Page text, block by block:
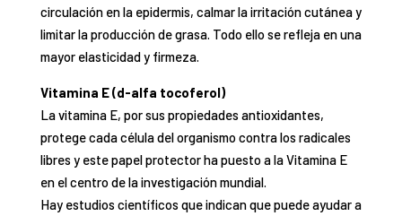
circulación en la epidermis, calmar la irritación cutáneay
limitar la producción de grasa. Todo ello se refleja en una
mayor elasticidad y firmeza.
Vitamina E (d-alfa tocoferol)
La vitamina E, por sus propiedades antioxidantes,
protege cada célula del organismo contra los radicales
libres y este papel protector ha puesto a la Vitamina E
en el centro de la investigación mundial.
Hay estudios científicos que indican quepuede ayudar a